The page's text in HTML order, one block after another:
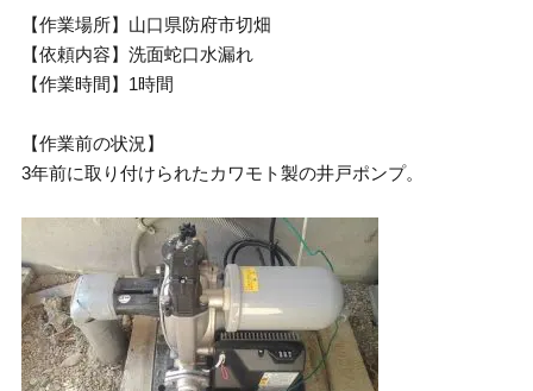
【作業場所】山口県防府市切畑
【依頼内容】洗面蛇口水漏れ
【作業時間】1時間
【作業前の状況】
3年前に取り付けられたカワモト製の井戸ポンプ。